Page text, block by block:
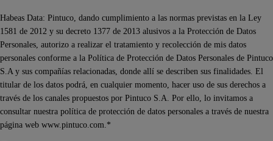
Habeas Data: Pintuco, dando cumplimiento a las normas previstas en la Ley
1581 de 2012 y su decreto 1377 de 2013 alusivos a la Protección de Datos
Personales, autorizo a realizar el tratamiento y recolección de mis datos
personales conforme a la Política de Protección de Datos Personales de Pintuco
S.A y sus compañías relacionadas, donde allí se describen sus finalidades. El
titular de los datos podrá, en cualquier momento, hacer uso de sus derechos a
través de los canales propuestos por Pintuco S.A. Por ello, lo invitamos a
consultar nuestra política de protección de datos personales a través de nuestra
página web www.pintuco.com.*